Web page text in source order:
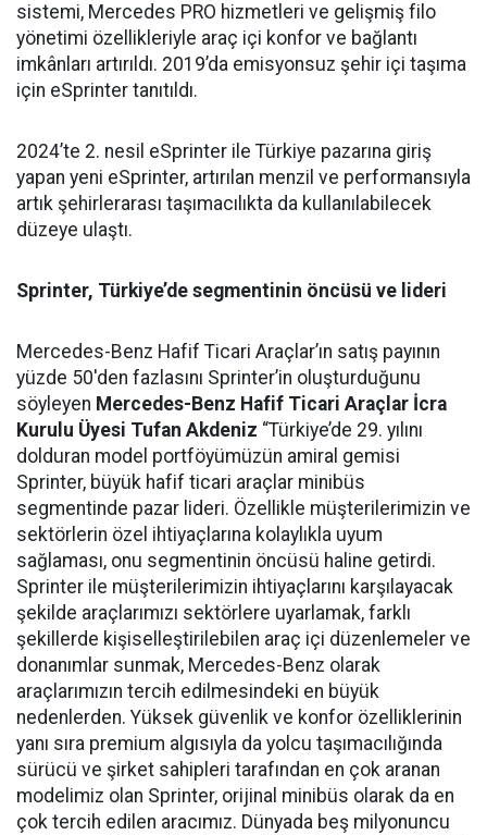
sistemi, Mercedes PRO hizmetleri ve gelişmiş filo
yönetimi özellikleriyle araç içi konfor ve bağlantı
imkânları artırıldı. 2019’da emisyonsuz şehir içi taşıma
için eSprinter tanıtıldı.
2024’te 2. nesil eSprinter ile Türkiye pazarına giriş
yapan yeni eSprinter, artırılan menzil ve performansıyla
artık şehirlerarası taşımacılıkta da kullanılabilecek
düzeye ulaştı.
Sprinter, Türkiye’de segmentinin öncüsü ve lideri
Mercedes-Benz Hafif Ticari Araçlar’ın satış payının
yüzde 50'den fazlasını Sprinter’in oluşturduğunu
söyleyen Mercedes-Benz Hafif Ticari Araçlar İcra
Kurulu Üyesi Tufan Akdeniz “Türkiye’de 29. yılını
dolduran model portföyümüzün amiral gemisi
Sprinter, büyük hafif ticari araçlar minibüs
segmentinde pazar lideri. Özellikle müşterilerimizin ve
sektörlerin özel ihtiyaçlarına kolaylıkla uyum
sağlaması, onu segmentinin öncüsü haline getirdi.
Sprinter ile müşterilerimizin ihtiyaçlarını karşılayacak
şekilde araçlarımızı sektörlere uyarlamak, farklı
şekillerde kişiselleştirilebilen araç içi düzenlemeler ve
donanımlar sunmak, Mercedes-Benz olarak
araçlarımızın tercih edilmesindeki en büyük
nedenlerden. Yüksek güvenlik ve konfor özelliklerinin
yanı sıra premium algısıyla da yolcu taşımacılığında
sürücü ve şirket sahipleri tarafından en çok aranan
modelimiz olan Sprinter, orijinal minibüs olarak da en
çok tercih edilen aracımız. Dünyada beş milyonuncu